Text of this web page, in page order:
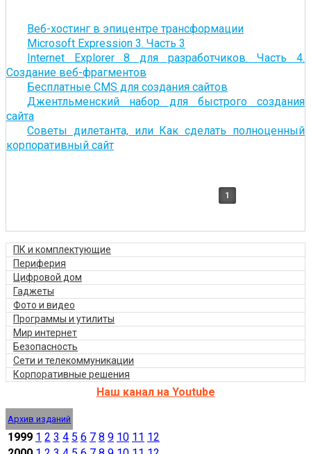
Веб-хостинг в эпицентре трансформации
Microsoft Expression 3. Часть 3
Internet Explorer 8 для разработчиков. Часть 4.
Создание веб-фрагментов
Бесплатные CMS для создания сайтов
Джентльменский набор для быстрого создания
сайта
Советы дилетанта, или Как сделать полноценный
корпоративный сайт
1
ПК и комплектующие
Периферия
Цифровой дом
Гаджеты
Фото и видео
Программы и утилиты
Мир интернет
Безопасность
Сети и телекоммуникации
Корпоративные решения
Наш канал на Youtube
Архив изданий
1999 1 2 3 4 5 6 7 8 9 10 11 12